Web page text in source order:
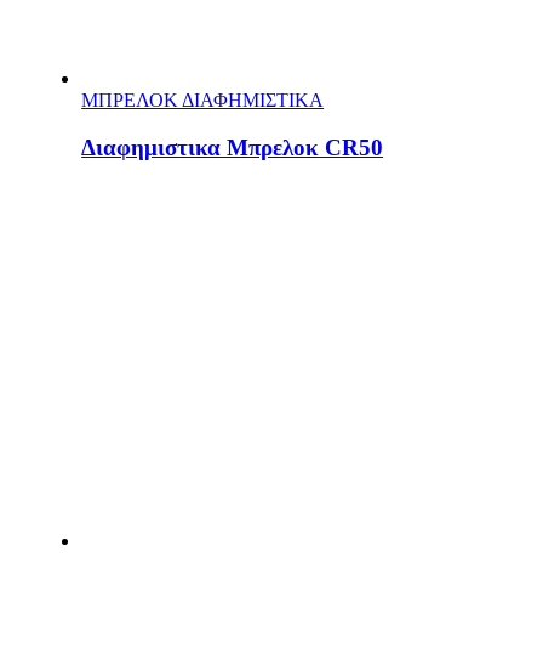
ΜΠΡΕΛΟΚ ΔΙΑΦΗΜΙΣΤΙΚΑ
Διαφημιστικα Μπρελοκ CR50